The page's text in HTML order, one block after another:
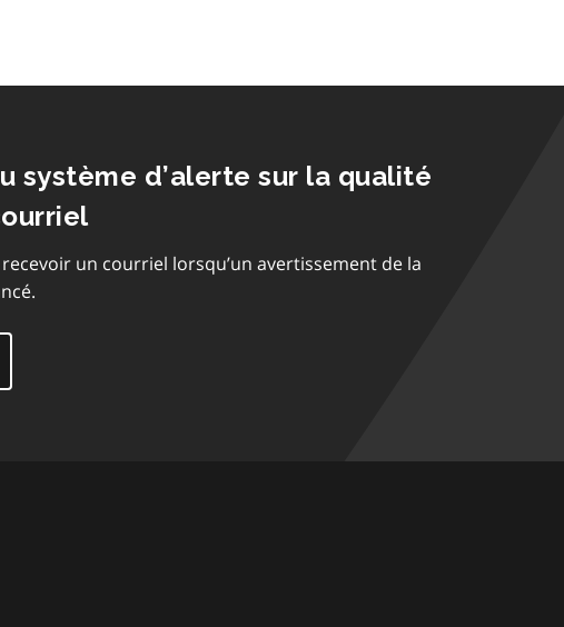
système d’alerte sur la qualité
un courriel lorsqu’un avertissement de la